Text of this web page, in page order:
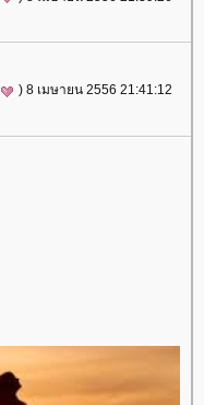
) 8 เมษายน 2556 21:41:12